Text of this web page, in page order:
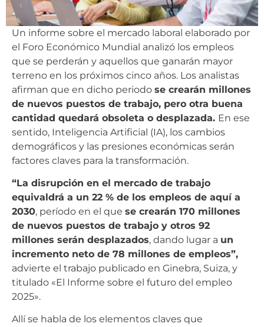
Un informe sobre el mercado laboral elaborado por
el Foro Económico Mundial analizó los empleos
que se perderán y aquellos que ganarán mayor
terreno en los próximos cinco años. Los analistas
afirman que en dicho periodo se crearán millones
de nuevos puestos de trabajo, pero otra buena
cantidad quedará obsoleta o desplazada. En ese
sentido, Inteligencia Artificial (IA), los cambios
demográficos y las presiones económicas serán
factores claves para la transformación.
“La disrupción en el mercado de trabajo
equivaldrá a un 22 % de los empleos de aquí a
2030, período en el que se crearán 170 millones
de nuevos puestos de trabajo y otros 92
millones serán desplazados, dando lugar a un
incremento neto de 78 millones de empleos”,
advierte el trabajo publicado en Ginebra, Suiza, y
titulado «El Informe sobre el futuro del empleo
2025».
Allí se habla de los elementos claves que